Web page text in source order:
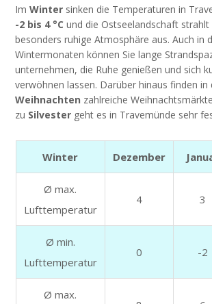
ImWinter sinken die Temperaturen in
-2 bis 4 °C und die Ostseelandschaft strahlt
besonders ruhige Atmosphäre aus. Auch in
Wintermonaten können Sie lange
unternehmen, die Ruhe genießen und sich
verwöhnen lassen. Darüber hinaus finden
Weihnachten zahlreiche
zu Silvester geht es in Travemünde sehr
Winter Dezember
Ø max.
Lufttemperatur
4 3
Ø min.
Lufttemperatur
0 -2
Ø max.